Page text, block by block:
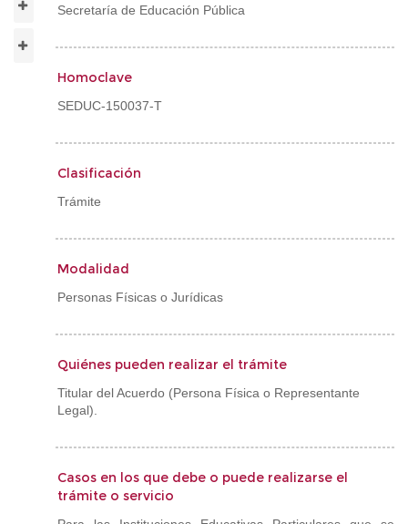
Secretaría de Educación Pública
Homoclave
SEDUC-150037-T
Clasificación
Trámite
Modalidad
Personas Físicas o Jurídicas
Quiénes pueden realizar el trámite
Titular del Acuerdo (Persona Física o Representante
Legal).
Casos en los que debe o puede realizarse el
trámite o servicio